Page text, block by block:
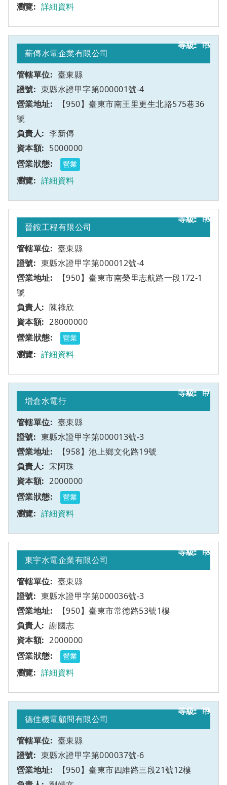
詳細資料
15
薪傳水電企業有限公司
臺東縣
東縣水證甲字第000001號-4
【950】臺東市南王里更生北路575巷36
號
甲
李新傳
5000000
營業
詳細資料
16
晉銨工程有限公司
臺東縣
東縣水證甲字第000012號-4
【950】臺東市南榮里志航路一段172-1
號
甲
陳祿欣
28000000
營業
詳細資料
17
增倉水電行
臺東縣
東縣水證甲字第000013號-3
【958】池上鄉文化路19號
甲
宋阿珠
2000000
營業
詳細資料
18
東宇水電企業有限公司
臺東縣
東縣水證甲字第000036號-3
【950】臺東市常德路53號1樓
甲
謝國志
2000000
營業
詳細資料
19
德佳機電顧問有限公司
臺東縣
東縣水證甲字第000037號-6
【950】臺東市四維路三段21號12樓
甲